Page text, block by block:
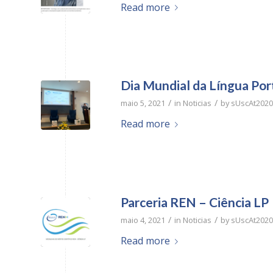
Read more
Dia Mundial da Língua
maio 5, 2021 / in Noticias / bysUscAt2020
Read more
Parceria REN – Ciência LP
maio 4, 2021 / in Noticias / bysUscAt2020
Read more